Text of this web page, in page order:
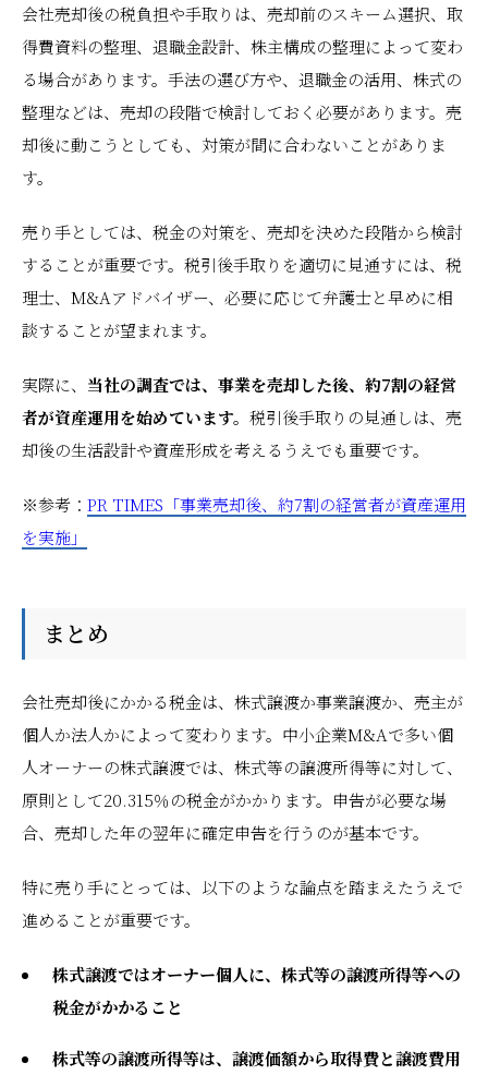
会社売却後の税負担や手取りは、売却前のスキーム選択、取
得費資料の整理、退職金設計、株主構成の整理によって変わ
る場合があります。手法の選び方や、退職金の活用、株式の
整理などは、売却の段階で検討しておく必要があります。売
却後に動こうとしても、対策が間に合わないことがありま
す。
売り手としては、税金の対策を、売却を決めた段階から検討
することが重要です。税引後手取りを適切に見通すには、税
理士、M&Aアドバイザー、必要に応じて弁護士と早めに相
談することが望まれます。
実際に、 当社の調査では、事業を売却した後、約7割の経営
者が資産運用を始めています。 税引後手取りの見通しは、売
却後の生活設計や資産形成を考えるうえでも重要です。
※参考： PR TIMES「事業売却後、約7割の経営者が資産運用
を実施」
まとめ
会社売却後にかかる税金は、株式譲渡か事業譲渡か、売主が
個人か法人かによって変わります。中小企業M&Aで多い個
人オーナーの株式譲渡では、株式等の譲渡所得等に対して、
原則として20.315％の税金がかかります。申告が必要な場
合、売却した年の翌年に確定申告を行うのが基本です。
特に売り手にとっては、以下のような論点を踏まえたうえで
進めることが重要です。
株式譲渡ではオーナー個人に、株式等の譲渡所得等への
税金がかかること
株式等の譲渡所得等は、譲渡価額から取得費と譲渡費用